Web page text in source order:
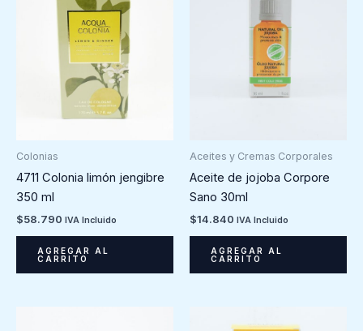
Colonias
4711 Colonia limón jengibre
350 ml
$58.790 IVA Incluido
AGREGAR AL
CARRITO
Aceites y Cremas Corporales
Aceite de jojoba Corpore
Sano 30ml
$14.840 IVA Incluido
AGREGAR AL
CARRITO